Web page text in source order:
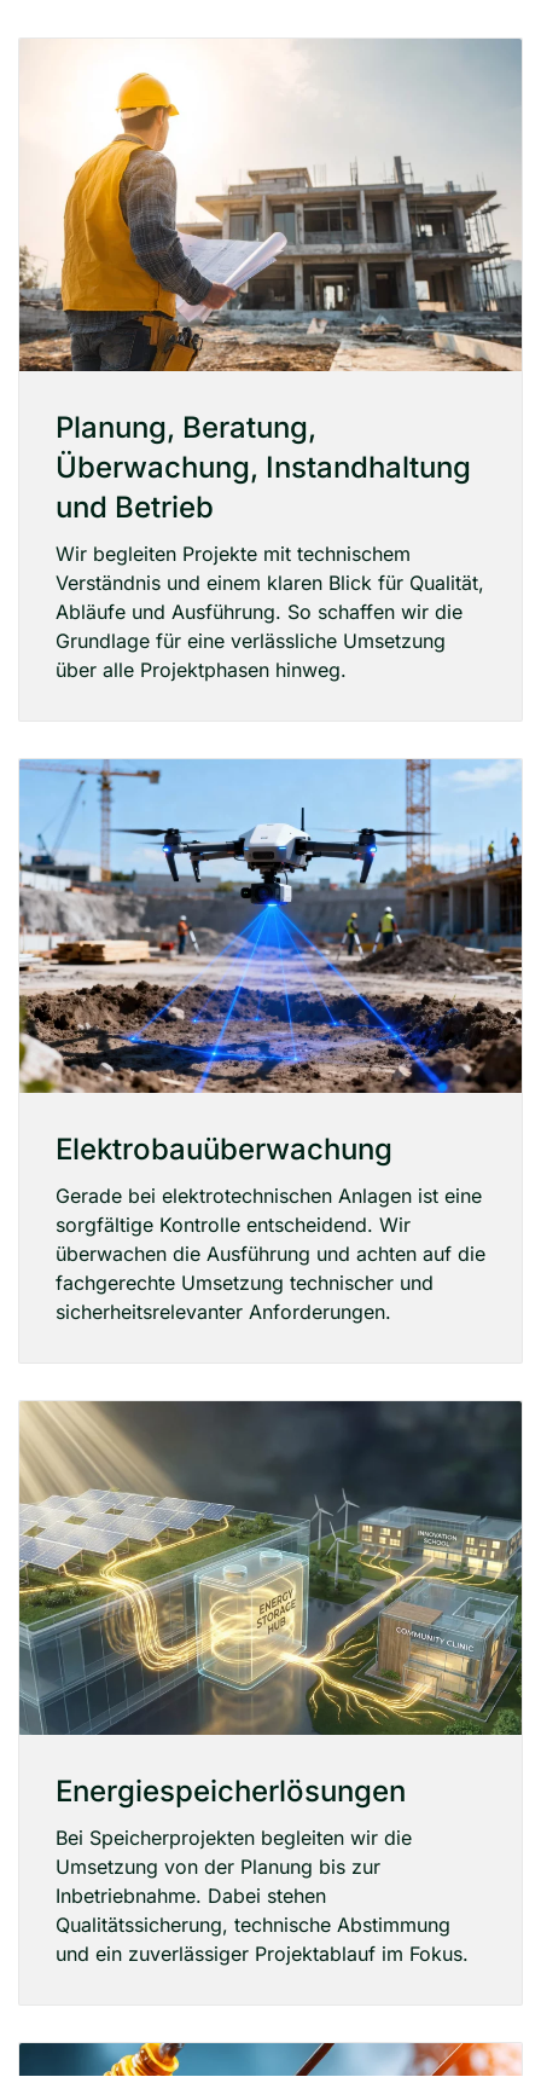
Planung, Beratung,
Überwachung, Instandhaltung
und Betrieb
Wir begleiten Projekte mit technischem
Verständnis und einem klaren Blick für Qualität,
Abläufe und Ausführung. So schaffen wir die
Grundlage für eine verlässliche Umsetzung
über alle Projektphasen hinweg.
Elektrobauüberwachung
Gerade bei elektrotechnischen Anlagen ist eine
sorgfältige Kontrolle entscheidend. Wir
überwachen die Ausführung und achten auf die
fachgerechte Umsetzung technischer und
sicherheitsrelevanter Anforderungen.
Energiespeicherlösungen
Bei Speicherprojekten begleiten wir die
Umsetzung von der Planung bis zur
Inbetriebnahme. Dabei stehen
Qualitätssicherung, technische Abstimmung
und ein zuverlässiger Projektablauf im Fokus.